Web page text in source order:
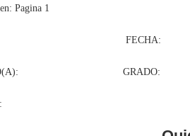
Pagina 1
FECHA:
GRADO: